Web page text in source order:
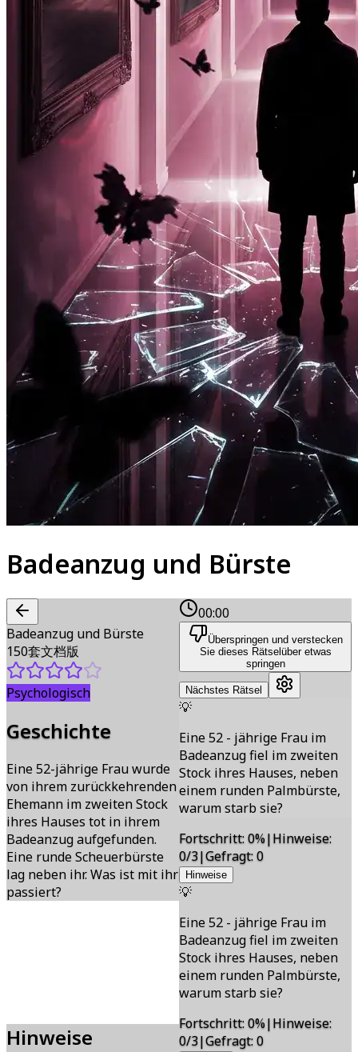
Badeanzug und Bürste
Badeanzug und Bürste
150套文档版
Psychologisch
Geschichte
Eine 52-jährige Frau wurde
von ihrem zurückkehrenden
Ehemann im zweiten Stock
ihres Hauses tot in ihrem
Badeanzug aufgefunden.
Eine runde Scheuerbürste
lag neben ihr. Was ist mit ihr
passiert?
Hinweise
00:00
Überspringen und verstecken
Sie dieses Rätsel über etwas
springen
Nächstes Rätsel
💡
Eine 52 - jährige Frau im
Badeanzug fiel im zweiten
Stock ihres Hauses, neben
einem runden Palmbürste,
warum starb sie?
Fortschritt:0%|Hinweise:
0/3|Gefragt:0
Hinweise
💡
Eine 52 - jährige Frau im
Badeanzug fiel im zweiten
Stock ihres Hauses, neben
einem runden Palmbürste,
warum starb sie?
Fortschritt:0%|Hinweise:
0/3|Gefragt:0